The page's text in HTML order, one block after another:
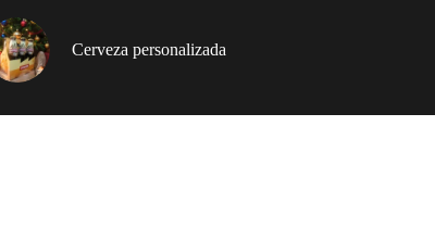
Cerveza personalizada